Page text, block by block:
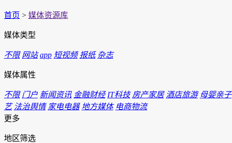
首页 > 媒体资源库
媒体类型
不限 网站 app 短视频 报纸 杂志
媒体属性
不限 门户 新闻资讯 金融财经 IT科技 房产家居 酒店旅游 母婴亲子
艺 法治舆情 家电电器 地方媒体 电商物流
更多
地区筛选